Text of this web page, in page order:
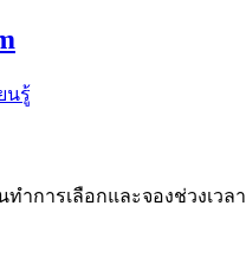
นรู้
ำการเลือกและจองช่วงเวลา